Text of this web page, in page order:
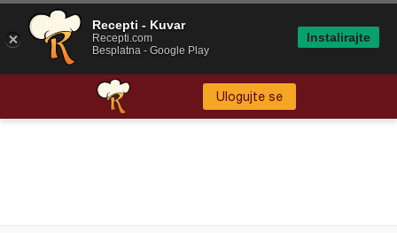
Ulogujte se
Recepti - Kuvar
Recepti.com
Besplatna - Google Play
Instalirajte